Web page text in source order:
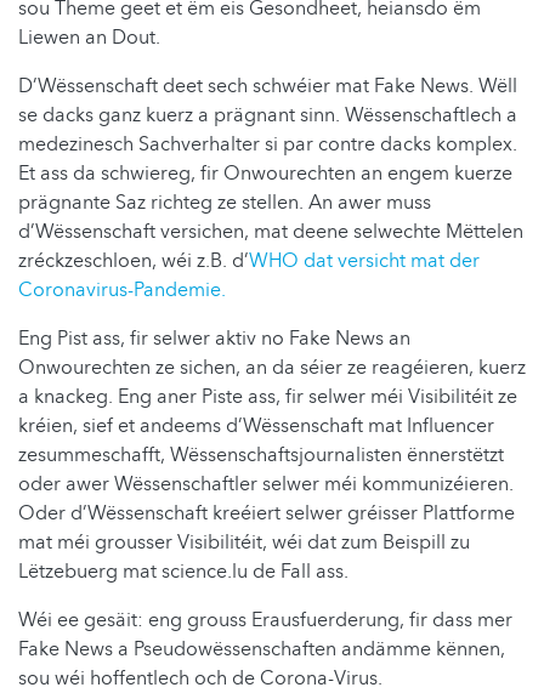
sou Theme geet et ëm eis Gesondheet, heiansdo ëm
Liewen an Dout.
D’Wëssenschaft deet sech schwéier mat Fake News. Wëll
se dacks ganz kuerz a prägnant sinn. Wëssenschaftlech a
medezinesch Sachverhalter si par contre dacks komplex.
Et ass da schwiereg, fir Onwourechten an engem kuerze
prägnante Saz richteg ze stellen. An awer muss
d’Wëssenschaft versichen, mat deene selwechte Mëttelen
zréckzeschloen, wéi z.B. d’WHO dat versicht mat der
Coronavirus-Pandemie.
Eng Pist ass, fir selwer aktiv no Fake News an
Onwourechten ze sichen, an da séier ze reagéieren, kuerz
a knackeg. Eng aner Piste ass, fir selwer méi Visibilitéit ze
kréien, sief et andeems d’Wëssenschaft mat Influencer
zesummeschafft, Wëssenschaftsjournalisten ënnerstëtzt
oder awer Wëssenschaftler selwer méi kommunizéieren.
Oder d’Wëssenschaft kreéiert selwer gréisser Plattforme
mat méi grousser Visibilitéit, wéi dat zum Beispill zu
Lëtzebuerg mat science.lu de Fall ass.
Wéi ee gesäit: eng grouss Erausfuerderung, fir dass mer
Fake News a Pseudowëssenschaften andämme kënnen,
sou wéi hoffentlech och de Corona-Virus.